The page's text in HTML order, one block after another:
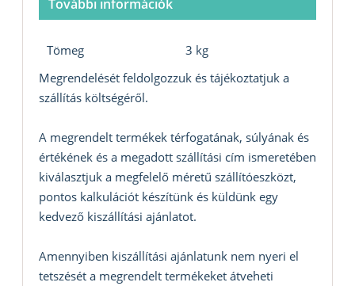
További információk
Tömeg
3 kg
Megrendelését feldolgozzuk és tájékoztatjuk a
szállítás költségéről.
A megrendelt termékek térfogatának, súlyának és
értékének és a megadott szállítási cím ismeretében
kiválasztjuk a megfelelő méretű szállítóeszközt,
pontos kalkulációt készítünk és küldünk egy
kedvező kiszállítási ajánlatot.
Amennyiben kiszállítási ajánlatunk nem nyeri el
tetszését a megrendelt termékeket átveheti